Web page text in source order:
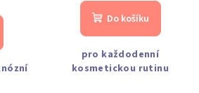
Do košíku
pro každodenní
kosmetickou rutinu